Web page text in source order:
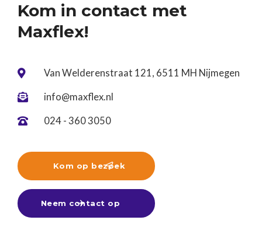
Kom in contact met
Maxflex!
 Van Welderenstraat 121, 6511 MH Nijmegen
 info@maxflex.nl
 024 - 360 3050

Kom op bezoek
Neem contact op
